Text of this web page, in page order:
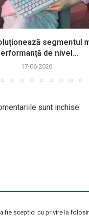
segmentul
de nivel...
17-06-2026
sunt inchise.
fie sceptici cu privire la